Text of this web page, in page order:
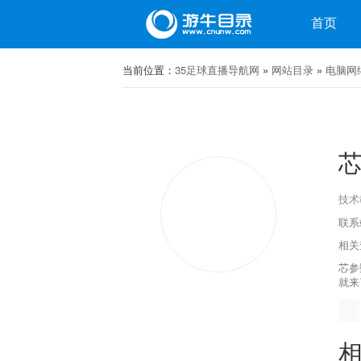
首页
微博 微信
当前位置： 35足球直播导航网 » 网站目录 » 电脑网
技
联
相
芯
就